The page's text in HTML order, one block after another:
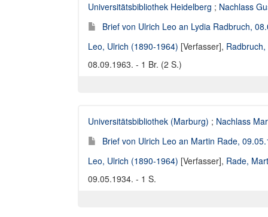
Universitätsbibliothek Heidelberg ; Nachlass
Brief von Ulrich Leo an Lydia Radbruch,
Leo, Ulrich (1890-1964) [Verfasser],
08.09.1963. - 1 Br. (2 S.)
Universitätsbibliothek (Marburg) ; Nachlass
Brief von Ulrich Leo an Martin Rade,
Leo, Ulrich (1890-1964) [Verfasser], Rade,
09.05.1934. - 1 S.